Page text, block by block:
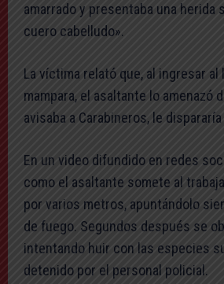
amarrado y presentaba una herida
cuero cabelludo».
La víctima relató que, al ingresar al
mampara, el asaltante lo amenazó
avisaba a Carabineros, le
En un video difundido en redes
como el asaltante somete al
por varios metros, apuntándolo
de fuego. Segundos después se
intentando huir con las especies
detenido por el personal policial.